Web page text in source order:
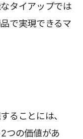
タイアップでは
で実現できるマ
ることには、
つの価値があ